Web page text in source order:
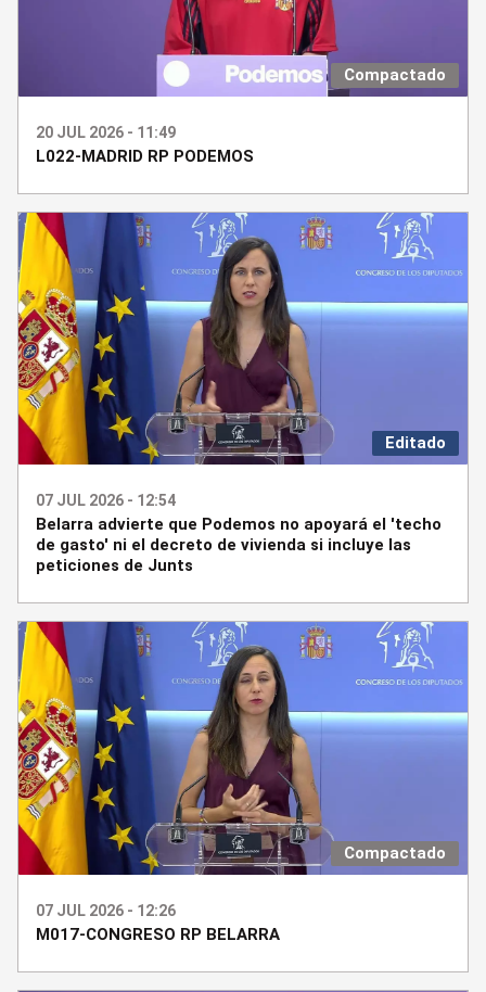
Compactado
20 JUL 2026 - 11:49
L022-MADRID RP PODEMOS
Editado
07 JUL 2026 - 12:54
Belarra advierte que Podemos no apoyará el 'techo
de gasto' ni el decreto de vivienda si incluye las
peticiones de Junts
Compactado
07 JUL 2026 - 12:26
M017-CONGRESO RP BELARRA